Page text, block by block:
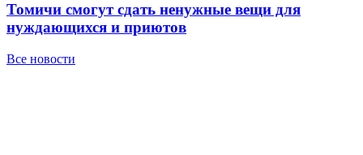
Томичи смогут сдать ненужные вещи для
нуждающихся и приютов
Все новости